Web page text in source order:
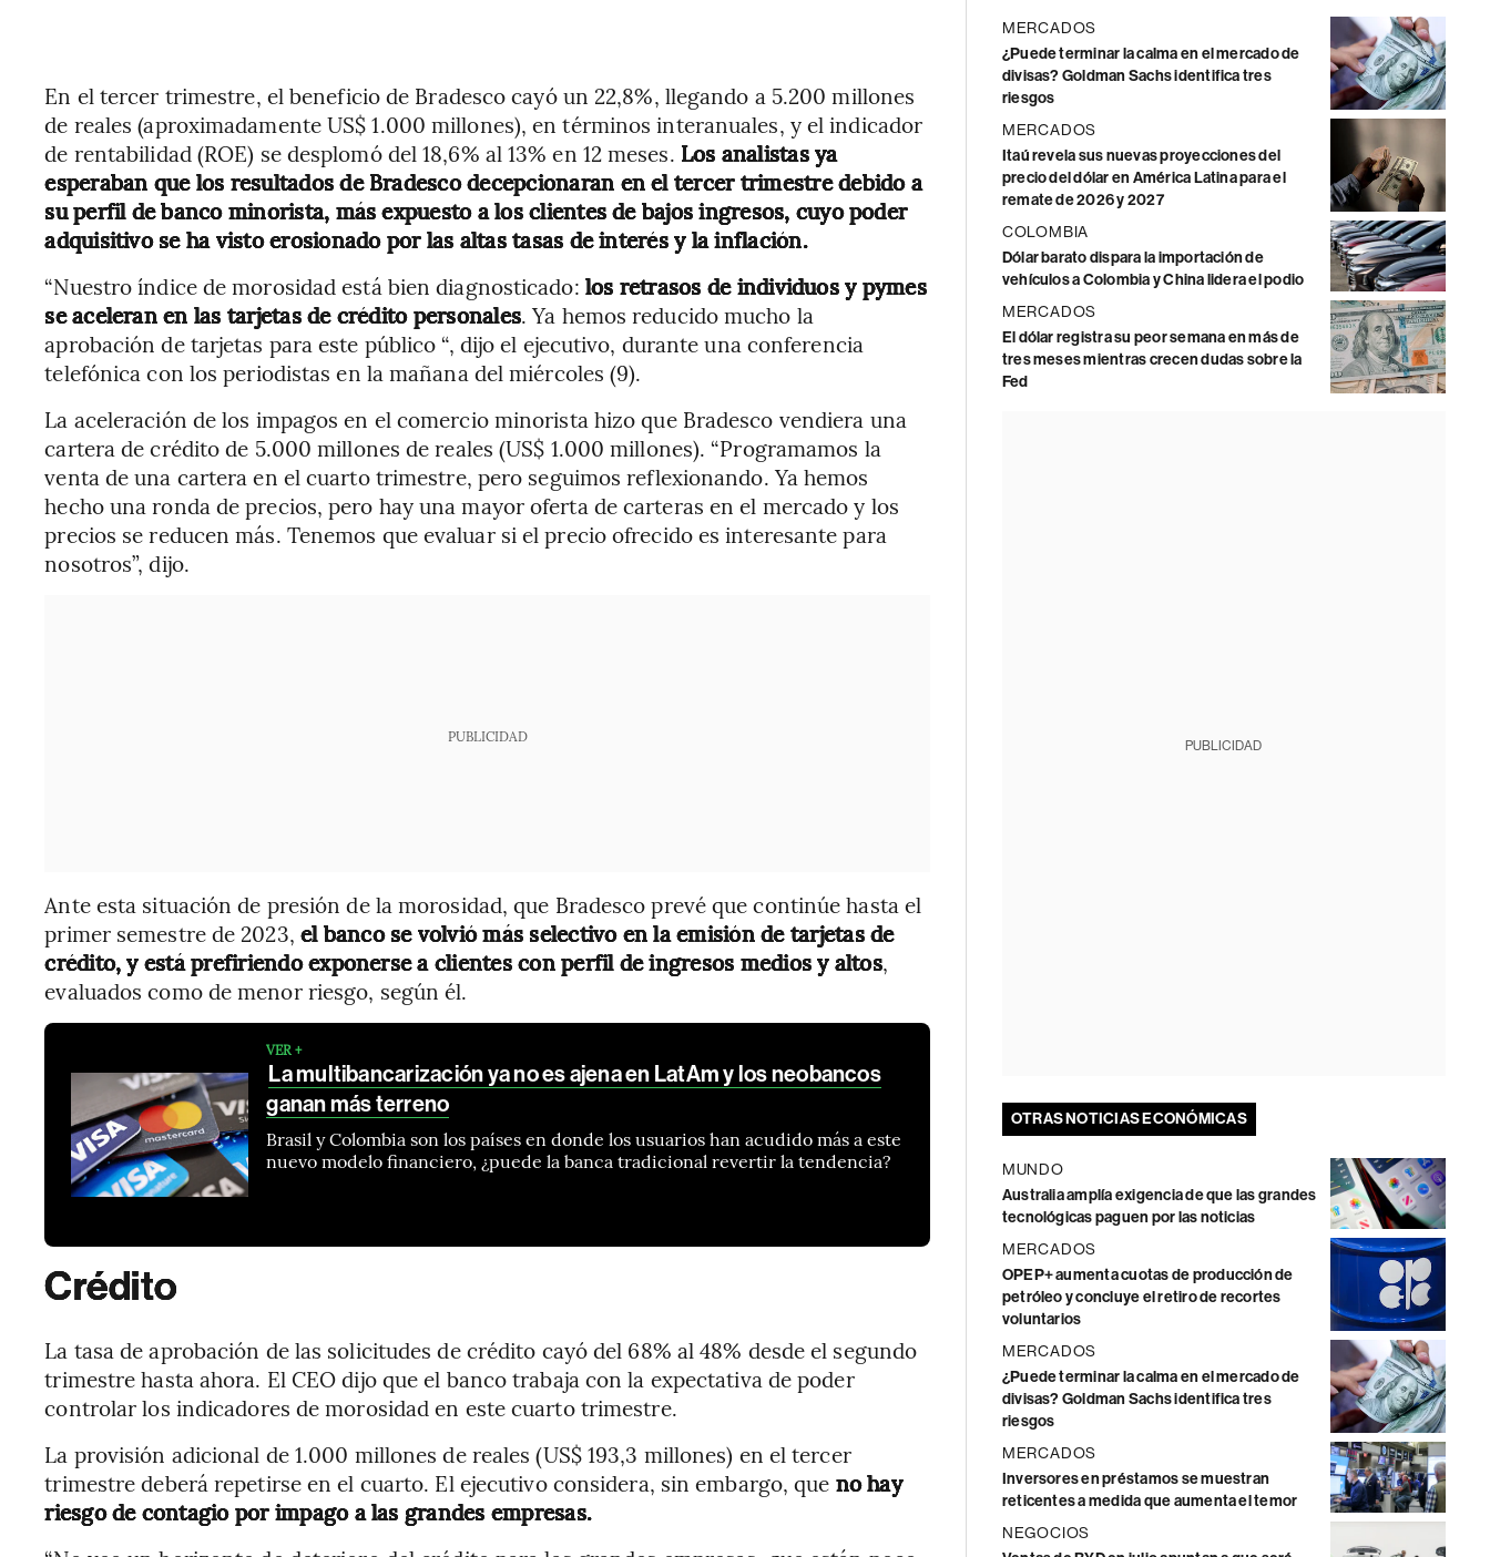
En el tercer trimestre, el beneficio de Bradesco cayó un 22,8%, llegando a 5.200 millones
de reales (aproximadamente US$ 1.000 millones), en términos interanuales, y el indicador
de rentabilidad (ROE) se desplomó del 18,6% al 13% en 12 meses. Los analistas ya
esperaban que los resultados de Bradesco decepcionaran en el tercer trimestre debido a
su perfil de banco minorista, más expuesto a los clientes de bajos ingresos, cuyo poder
adquisitivo se ha visto erosionado por las altas tasas de interés y la inflación.
“Nuestro índice de morosidad está bien diagnosticado: los retrasos de individuos y pymes
se aceleran en las tarjetas de crédito personales. Ya hemos reducido mucho la
aprobación de tarjetas para este público “, dijo el ejecutivo, durante una conferencia
telefónica con los periodistas en la mañana del miércoles (9).
La aceleración de los impagos en el comercio minorista hizo que Bradesco vendiera una
cartera de crédito de 5.000 millones de reales (US$ 1.000 millones). “Programamos la
venta de una cartera en el cuarto trimestre, pero seguimos reflexionando. Ya hemos
hecho una ronda de precios, pero hay una mayor oferta de carteras en el mercado y los
precios se reducen más. Tenemos que evaluar si el precio ofrecido es interesante para
nosotros”, dijo.
PUBLICIDAD
Ante esta situación de presión de la morosidad, que Bradesco prevé que continúe hasta el
primer semestre de 2023, el banco se volvió más selectivo en la emisión de tarjetas de
crédito, y está prefiriendo exponerse a clientes con perfil de ingresos medios y altos,
evaluados como de menor riesgo, según él.
VER +
La multibancarización ya no es ajena en LatAm y los neobancos
ganan más terreno
Brasil y Colombia son los países en donde los usuarios han acudido más a este
nuevo modelo financiero, ¿puede la banca tradicional revertir la tendencia?
Crédito
La tasa de aprobación de las solicitudes de crédito cayó del 68% al 48% desde el segundo
trimestre hasta ahora. El CEO dijo que el banco trabaja con la expectativa de poder
controlar los indicadores de morosidad en este cuarto trimestre.
La provisión adicional de 1.000 millones de reales (US$ 193,3 millones) en el tercer
trimestre deberá repetirse en el cuarto. El ejecutivo considera, sin embargo, que no hay
riesgo de contagio por impago a las grandes empresas.
MERCADOS
¿Puede terminar la calma en el mercado de
divisas? Goldman Sachs identifica tres
riesgos
MERCADOS
Itaú revela sus nuevas proyecciones del
precio del dólar en América Latina para el
remate de 2026 y 2027
COLOMBIA
Dólar barato dispara la importación de
vehículos a Colombia y China lidera el podio
MERCADOS
El dólar registra su peor semana en más de
tres meses mientras crecen dudas sobre la
Fed
PUBLICIDAD
OTRAS NOTICIAS ECONÓMICAS
MUNDO
Australia amplía exigencia de que las grandes
tecnológicas paguen por las noticias
MERCADOS
OPEP+ aumenta cuotas de producción de
petróleo y concluye el retiro de recortes
voluntarios
MERCADOS
¿Puede terminar la calma en el mercado de
divisas? Goldman Sachs identifica tres
riesgos
MERCADOS
Inversores en préstamos se muestran
reticentes a medida que aumenta el temor
NEGOCIOS